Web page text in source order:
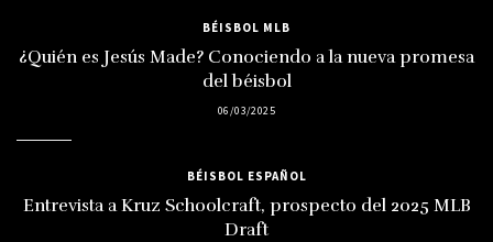
BÉISBOL MLB
¿Quién es Jesús Made? Conociendo a la nueva promesa
del béisbol
06/03/2025
BÉISBOL ESPAÑOL
Entrevista a Kruz Schoolcraft, prospecto del 2025 MLB
Draft